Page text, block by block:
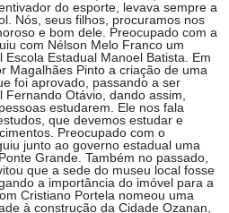
do esporte, levava sempre a
Nós, seus filhos, procuramos nos
e bom dele. Preocupado com a
com Nélson Melo Franco um
Estadual Manoel Batista. Em
Magalhães Pinto a criação de uma
foi aprovado, passando a ser
Otávio, dando assim,
estudarem. Ele nos fala
que devemos estudar e
Preocupado com o
junto ao governo estadual uma
Grande. Também no passado,
que a sede do museu local fosse
a importância do imóvel para a
Cristiano Portela nomeou uma
à construção da Cidade Ozanan,